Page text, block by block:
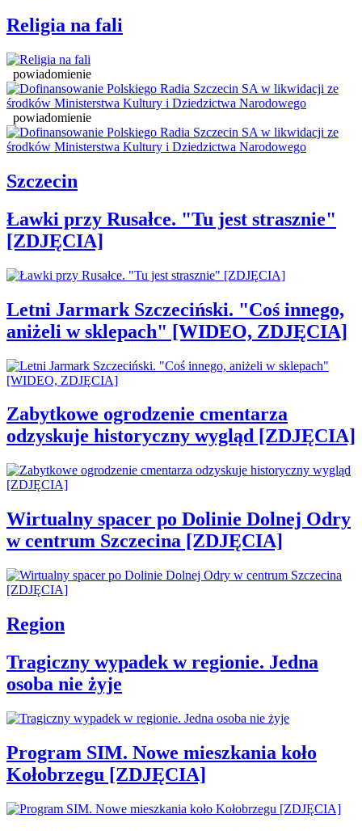
Religia na fali
powiadomienie
powiadomienie
Szczecin
Ławki przy Rusałce. "Tu jest strasznie"
[ZDJĘCIA]
Letni Jarmark Szczeciński. "Coś innego,
aniżeli w sklepach" [WIDEO, ZDJĘCIA]
Zabytkowe ogrodzenie cmentarza
odzyskuje historyczny wygląd [ZDJĘCIA]
Wirtualny spacer po Dolinie Dolnej Odry
w centrum Szczecina [ZDJĘCIA]
Region
Tragiczny wypadek w regionie. Jedna
osoba nie żyje
Program SIM. Nowe mieszkania koło
Kołobrzegu [ZDJĘCIA]